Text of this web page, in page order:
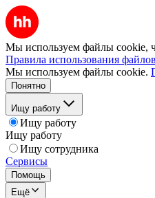
Мы используем файлы cookie,
Правила использования
Мы используем файлы cookie.
Понятно
Ищу работу
Ищу работу
Ищу работу
Ищу сотрудника
Сервисы
Помощь
Ещё